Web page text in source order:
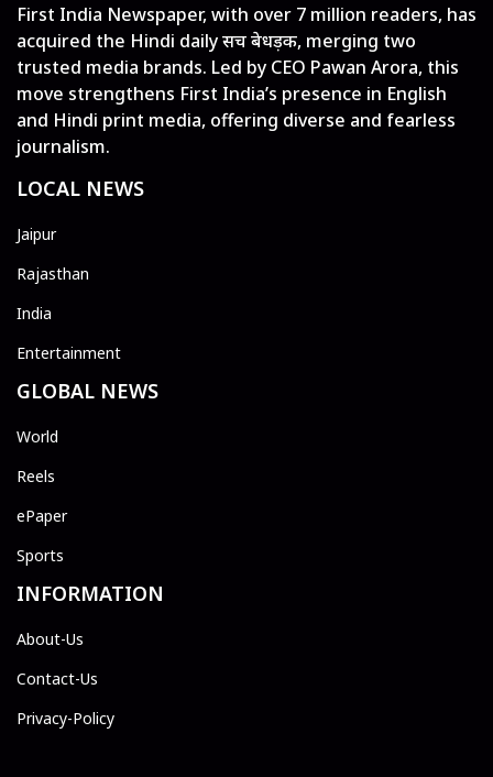
First India Newspaper, with over 7 million readers, has
acquired the Hindi daily सच बेधड़क, merging two
trusted media brands. Led by CEO Pawan Arora, this
move strengthens First India’s presence in English
and Hindi print media, offering diverse and fearless
journalism.
LOCAL NEWS
Jaipur
Rajasthan
India
Entertainment
GLOBAL NEWS
World
Reels
ePaper
Sports
INFORMATION
About-Us
Contact-Us
Privacy-Policy